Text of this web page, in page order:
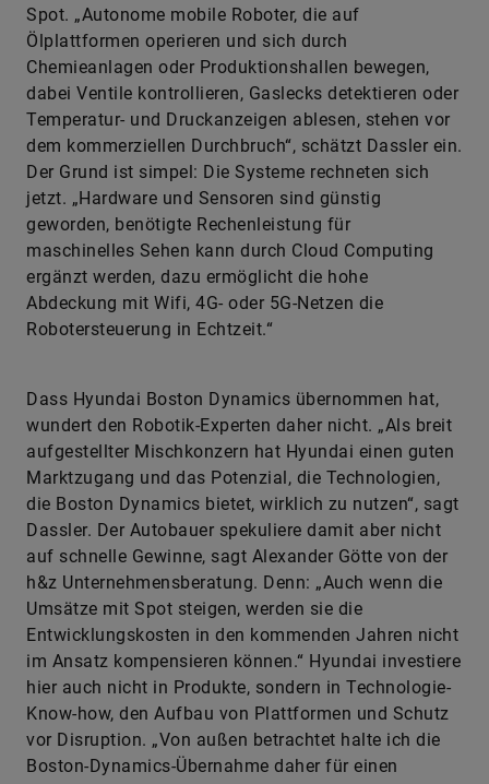
Spot. „Autonome mobile Roboter, die auf
Ölplattformen operieren und sich durch
Chemieanlagen oder Produktionshallen bewegen,
dabei Ventile kontrollieren, Gaslecks detektieren oder
Temperatur- und Druckanzeigen ablesen, stehen vor
dem kommerziellen Durchbruch“, schätzt Dassler ein.
Der Grund ist simpel: Die Systeme rechneten sich
jetzt. „Hardware und Sensoren sind günstig
geworden, benötigte Rechenleistung für
maschinelles Sehen kann durch Cloud Computing
ergänzt werden, dazu ermöglicht die hohe
Abdeckung mit Wifi, 4G- oder 5G-Netzen die
Robotersteuerung in Echtzeit.“
Dass Hyundai Boston Dynamics übernommen hat,
wundert den Robotik-Experten daher nicht. „Als breit
aufgestellter Mischkonzern hat Hyundai einen guten
Marktzugang und das Potenzial, die Technologien,
die Boston Dynamics bietet, wirklich zu nutzen“, sagt
Dassler. Der Autobauer spekuliere damit aber nicht
auf schnelle Gewinne, sagt Alexander Götte von der
h&z Unternehmensberatung. Denn: „Auch wenn die
Umsätze mit Spot steigen, werden sie die
Entwicklungskosten in den kommenden Jahren nicht
im Ansatz kompensieren können.“ Hyundai investiere
hier auch nicht in Produkte, sondern in Technologie-
Know-how, den Aufbau von Plattformen und Schutz
vor Disruption. „Von außen betrachtet halte ich die
Boston-Dynamics-Übernahme daher für einen